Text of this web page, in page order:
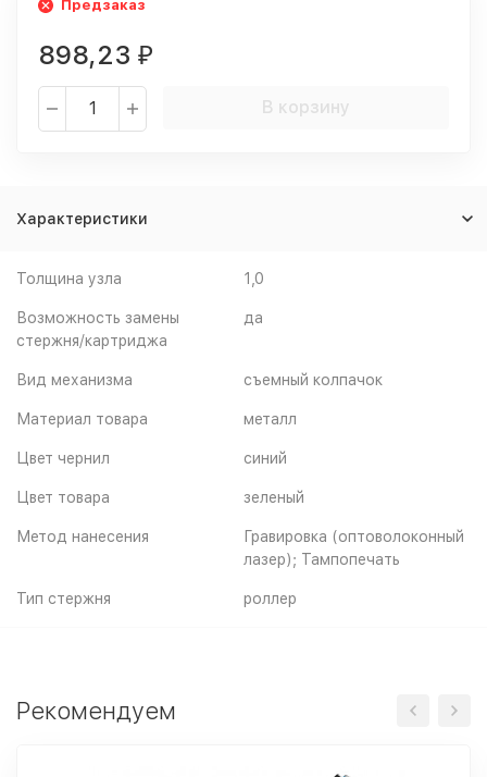
Предзаказ
898,23 ₽
В корзину
Характеристики
Толщина узла 1,0
Возможность замены
стержня/картриджа
да
Вид механизма съемный колпачок
Материал товара металл
Цвет чернил синий
Цвет товара зеленый
Метод нанесения
Гравировка (оптоволоконный
лазер); Тампопечать
Тип стержня роллер
Рекомендуем